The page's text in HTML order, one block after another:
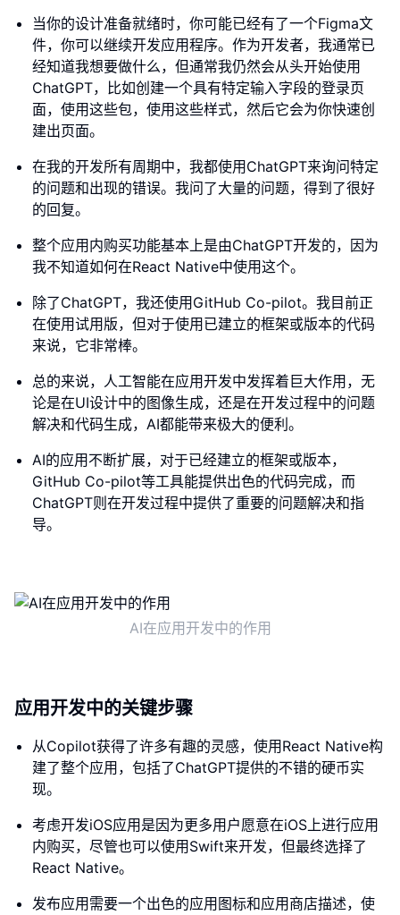
当你的设计准备就绪时，你可能已经有了一个Figma文
件，你可以继续开发应用程序。作为开发者，我通常已
经知道我想要做什么，但通常我仍然会从头开始使用
ChatGPT，比如创建一个具有特定输入字段的登录页
面，使用这些包，使用这些样式，然后它会为你快速创
建出页面。
在我的开发所有周期中，我都使用ChatGPT来询问特定
的问题和出现的错误。我问了大量的问题，得到了很好
的回复。
整个应用内购买功能基本上是由ChatGPT开发的，因为
我不知道如何在React Native中使用这个。
除了ChatGPT，我还使用GitHub Co-pilot。我目前正
在使用试用版，但对于使用已建立的框架或版本的代码
来说，它非常棒。
总的来说，人工智能在应用开发中发挥着巨大作用，无
论是在UI设计中的图像生成，还是在开发过程中的问题
解决和代码生成，AI都能带来极大的便利。
AI的应用不断扩展，对于已经建立的框架或版本，
GitHub Co-pilot等工具能提供出色的代码完成，而
ChatGPT则在开发过程中提供了重要的问题解决和指
导。
AI在应用开发中的作用
应用开发中的关键步骤
从Copilot获得了许多有趣的灵感，使用React Native构
建了整个应用，包括了ChatGPT提供的不错的硬币实
现。
考虑开发iOS应用是因为更多用户愿意在iOS上进行应用
内购买，尽管也可以使用Swift来开发，但最终选择了
React Native。
发布应用需要一个出色的应用图标和应用商店描述，使